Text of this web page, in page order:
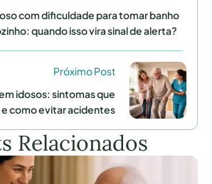
com dificuldade para tomar banho
quando isso vira sinal de alerta?
Próximo Post
idosos: sintomas que
como evitar acidentes
Relacionados